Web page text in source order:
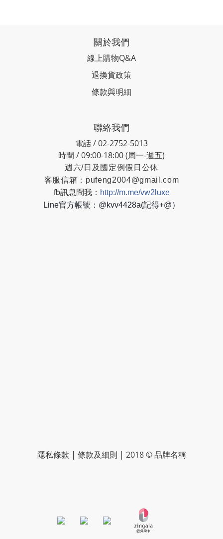
關於我們
線上購物Q&A
退換貨政策
條款與明細
聯絡我們
電話 / 02-2752-5013
時間 / 09:00-18:00 (周一-週五)
週六/日及國定例假日公休
客服信箱： pufeng2004@gmail.com
fb訊息問我： http://m.me/vw2luxe
Line官方帳號：@kvv4428a(記得+@）
隱私條款 | 條款及細則 | 2018 © 品牌名稱